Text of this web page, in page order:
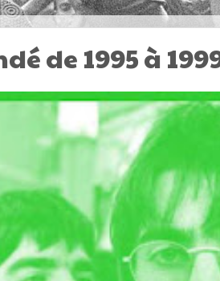
de 1995 à